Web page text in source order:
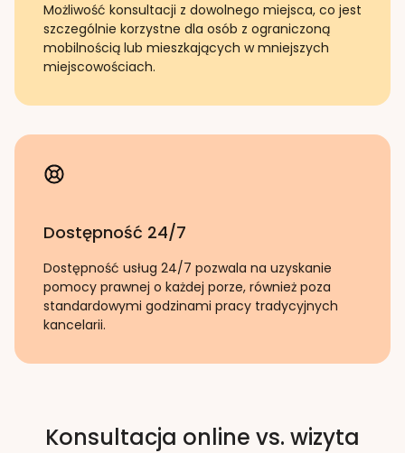
Możliwość konsultacji z dowolnego miejsca, co jest
szczególnie korzystne dla osób z ograniczoną
mobilnością lub mieszkających w mniejszych
miejscowościach.
Dostępność 24/7
Dostępność usług 24/7 pozwala na uzyskanie
pomocy prawnej o każdej porze, również poza
standardowymi godzinami pracy tradycyjnych
kancelarii.
Konsultacja online vs. wizyta